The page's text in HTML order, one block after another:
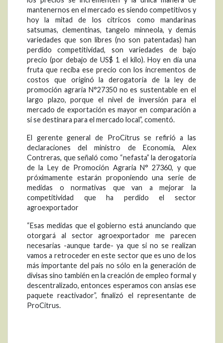
mantenernos en el mercado es siendo competitivos y
hoy la mitad de los cítricos como mandarinas
satsumas, clementinas, tangelo minneola, y demás
variedades que son libres (no son patentadas) han
perdido competitividad, son variedades de bajo
precio (por debajo de US$ 1 el kilo). Hoy en día una
fruta que reciba ese precio con los incrementos de
costos que originó la derogatoria de la ley de
promoción agraria N°27350 no es sustentable en el
largo plazo, porque el nivel de inversión para el
mercado de exportación es mayor en comparación a
si se destinara para el mercado local”, comentó.
El gerente general de ProCitrus se refirió a las
declaraciones del ministro de Economía, Alex
Contreras, que señaló como “nefasta” la derogatoria
de la Ley de Promoción Agraria N° 27360, y que
próximamente estarán proponiendo una serie de
medidas o normativas que van a mejorar la
competitividad que ha perdido el sector
agroexportador
“Esas medidas que el gobierno está anunciando que
otorgará al sector agroexportador me parecen
necesarias -aunque tarde- ya que si no se realizan
vamos a retroceder en este sector que es uno de los
más importante del país no sólo en la generación de
divisas sino también en la creación de empleo formal y
descentralizado, entonces esperamos con ansias ese
paquete reactivador”, finalizó el representante de
ProCitrus.